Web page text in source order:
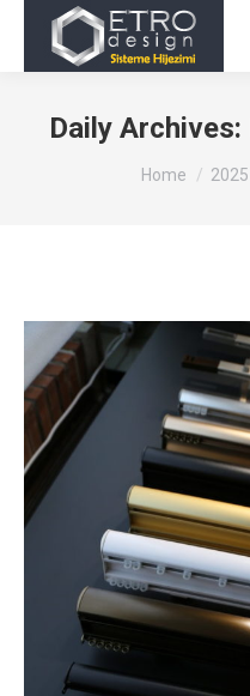
Daily Archives:
You are here:
Home 2025